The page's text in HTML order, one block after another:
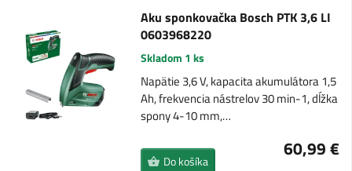
Aku sponkovačka Bosch PTK 3,6 LI
0603968220
Skladom 1 ks
Napätie 3,6 V, kapacita akumulátora 1,5
Ah, frekvencia nástrelov 30 min-1, dĺžka
spony 4-10 mm,…
60,99 €
Do košíka